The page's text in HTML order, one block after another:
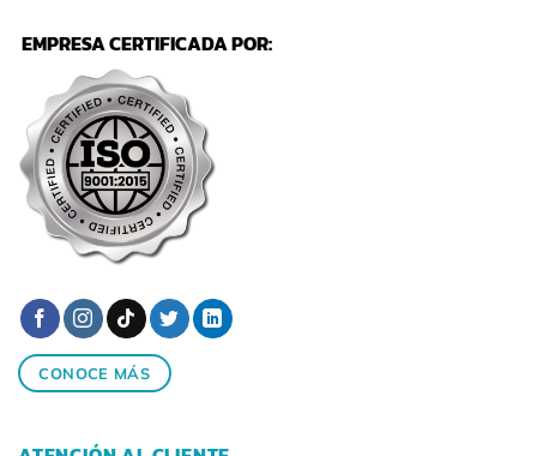
EMPRESA CERTIFICADA POR:
CONOCE MÁS